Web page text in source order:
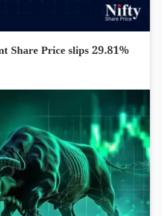
Share Price slips 29.81%